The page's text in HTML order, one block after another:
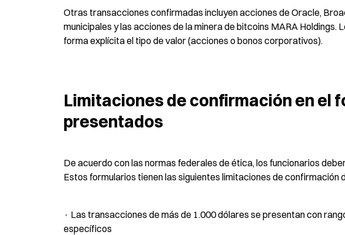
Otras transacciones confirmadas incluyen acciones de Oracle,
municipales y las acciones de la minera de bitcoins MARA Holdings.
forma explícita el tipo de valor (acciones o bonos corporativos).
Limitaciones de confirmación en el
presentados
De acuerdo con las normas federales de ética, los funcionarios
Estos formularios tienen las siguientes limitaciones de confirmación
· Las transacciones de más de 1.000 dólares se presentan con
específicos